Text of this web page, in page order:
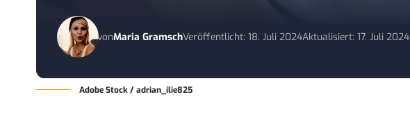
vonMaria GramschVeröffentlicht: 18. Juli 2024Aktualisiert: 17. Juli 2024
Adobe Stock / adrian_ilie825